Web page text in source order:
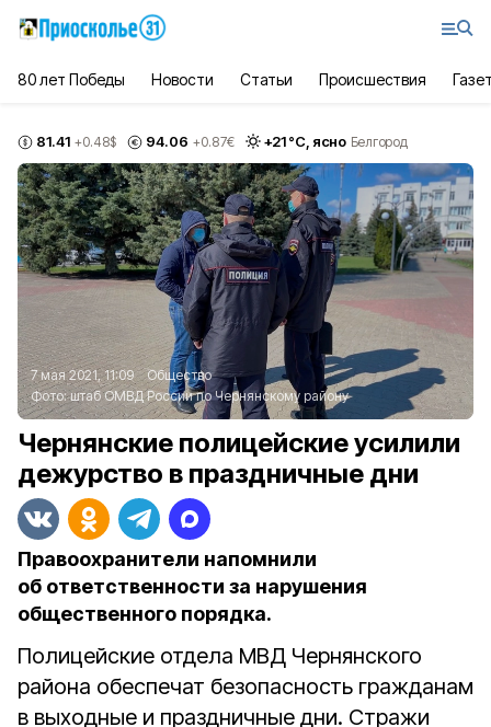
80 лет Победы Новости Статьи Происшествия
81.41 +0.48$ 94.06 +0.87€ +21°С, ясно Белгород
7 мая 2021, 11:09
Общество
Фото:штаб ОМВД России по Чернянскому району
Чернянские полицейские усилили
дежурство в праздничные дни
Правоохранители напомнили
об ответственности за нарушения
общественного порядка.
Полицейские отдела МВД Чернянского
района обеспечат безопасность гражданам
в выходные и праздничные дни. Стражи